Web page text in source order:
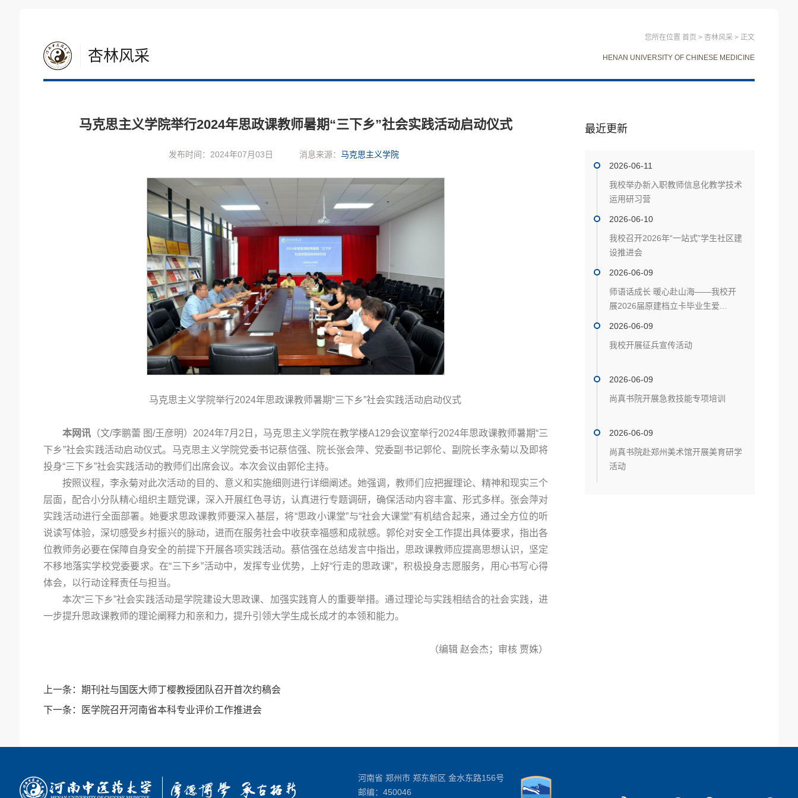
您所在位置 首页 > 杏林风采 > 正文
杏林风采 HENAN UNIVERSITY OF CHINESE MEDICINE
马克思主义学院举行2024年思政课教师暑期“三下乡”社会实践活动启动仪式
发布时间：2024年07月03日 消息来源： 马克思主义学院
马克思主义学院举行2024年思政课教师暑期“三下乡”社会实践活动启动仪式
本网讯 （文/李鹏蕾 图/王彦明）2024年7月2日，马克思主义学院在教学楼A129会议室举行2024年思政课教师暑期“三
下乡”社会实践活动启动仪式。马克思主义学院党委书记蔡信强、院长张会萍、党委副书记郭伦、副院长李永菊以及即将
投身“三下乡”社会实践活动的教师们出席会议。本次会议由郭伦主持。
按照议程，李永菊对此次活动的目的、意义和实施细则进行详细阐述。她强调，教师们应把握理论、精神和现实三个
层面，配合小分队精心组织主题党课，深入开展红色寻访，认真进行专题调研，确保活动内容丰富、形式多样。张会萍对
实践活动进行全面部署。她要求思政课教师要深入基层，将“思政小课堂”与“社会大课堂”有机结合起来，通过全方位的听
说读写体验，深切感受乡村振兴的脉动，进而在服务社会中收获幸福感和成就感。郭伦对安全工作提出具体要求，指出各
位教师务必要在保障自身安全的前提下开展各项实践活动。蔡信强在总结发言中指出，思政课教师应提高思想认识，坚定
不移地落实学校党委要求。在“三下乡”活动中，发挥专业优势，上好“行走的思政课”，积极投身志愿服务，用心书写心得
体会，以行动诠释责任与担当。
本次“三下乡”社会实践活动是学院建设大思政课、加强实践育人的重要举措。通过理论与实践相结合的社会实践，进
一步提升思政课教师的理论阐释力和亲和力，提升引领大学生成长成才的本领和能力。
（编辑 赵会杰；审核 贾姝）
上一条： 期刊社与国医大师丁樱教授团队召开首次约稿会
下一条：
医学院召开河南省本科专业评价工作推进会
最近更新
2026-06-11
我校举办新入职教师信息化教学技术
运用研习营
2026-06-10
我校召开2026年“一站式”学生社区建
设推进会
2026-06-09
师语话成长 暖心赴山海——我校开
展2026届原建档立卡毕业生爱...
2026-06-09
我校开展征兵宣传活动
2026-06-09
尚真书院开展急救技能专项培训
2026-06-09
尚真书院赴郑州美术馆开展美育研学
活动
河南省 郑州市 郑东新区 金水东路156号
邮编：450046